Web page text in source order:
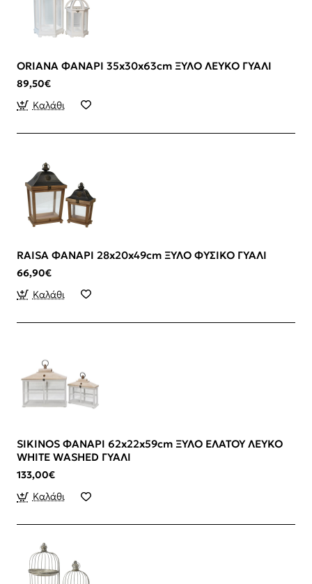
ORIANA ΦΑΝΑΡΙ 35x30x63cm ΞΥΛΟ ΛΕΥΚΟ ΓΥΑΛΙ
89,50€
Καλάθι
RAISA ΦΑΝΑΡΙ 28x20x49cm ΞΥΛΟ ΦΥΣΙΚΟ ΓΥΑΛΙ
66,90€
Καλάθι
SIKINOS ΦΑΝΑΡΙ 62x22x59cm ΞΥΛΟ ΕΛΑΤΟΥ ΛΕΥΚΟ
WHITE WASHED ΓΥΑΛΙ
133,00€
Καλάθι